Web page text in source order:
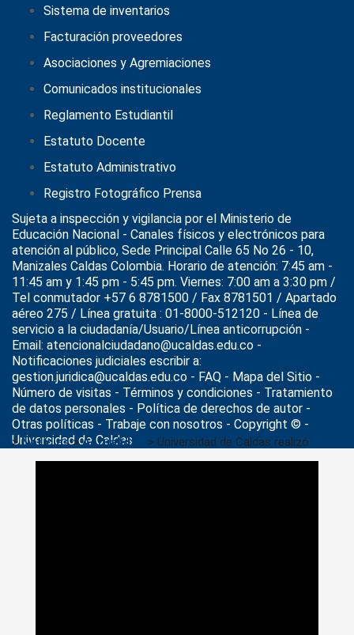
>Noticias>Actualidad > Universidad de Caldas realizó
exitoso conversatorio sobre Políticas Corporales, Territorio,
Sistema de inventarios
Facturación proveedores
Asociaciones y Agremiaciones
Comunicados institucionales
Reglamento Estudiantil
Estatuto Docente
Estatuto Administrativo
Registro Fotográfico Prensa
Sujeta a inspección y vigilancia por el Ministerio de
Educación Nacional - Canales físicos y electrónicos para
atención al público, Sede Principal Calle 65 No 26 - 10,
Manizales Caldas Colombia. Horario de atención: 7:45 am -
11:45 am y 1:45 pm - 5:45 pm. Viernes: 7:00 am a 3:30 pm /
Tel conmutador +57 6 8781500 / Fax 8781501 / Apartado
aéreo 275 / Línea gratuita : 01-8000-512120 - Línea de
servicio a la ciudadanía/Usuario/Línea anticorrupción -
Email: atencionalciudadano@ucaldas.edu.co -
Notificaciones judiciales escribir a:
gestion.juridica@ucaldas.edu.co - FAQ - Mapa del Sitio -
Número de visitas - Términos y condiciones - Tratamiento
de datos personales - Política de derechos de autor -
Otras políticas - Trabaje con nosotros - Copyright © -
Universidad de Caldas